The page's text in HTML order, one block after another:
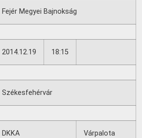
Fejér Megyei Bajnokság
2014.12.19 18:15
Székesfehérvár
DKKA Várpalota